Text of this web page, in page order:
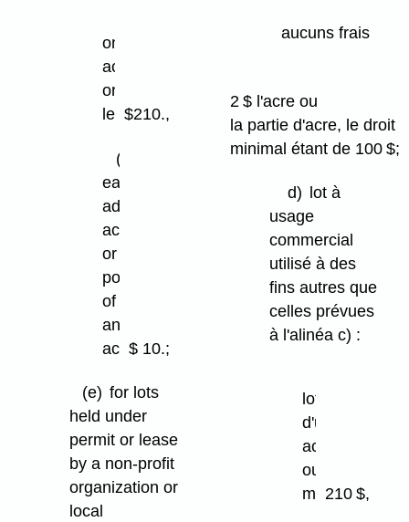
one
acre
or
less$210.,
(ii)
each
additional
acre
or
portion
of
an
acre$ 10.;
(e) for lots
held under
permit or lease
by a non-profit
organization or
local
chasse
aucuns frais
pour
une
mine
2 $ l'acre ou
la partie d'acre, le droit
minimal étant de 100 $;
d)
lot à
usage
commercial
utilisé à des
fins autres que
celles prévues
à l'alinéa c) :
lot
d'un
acre
ou
moins210 $,